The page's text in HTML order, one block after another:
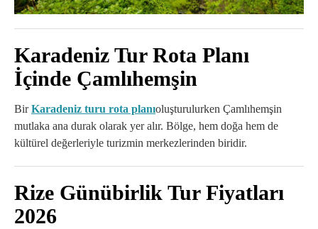
Karadeniz Tur Rota Planı
İçinde Çamlıhemşin
BirKaradeniz turu rota planıoluşturulurken Çamlıhemşin
mutlaka ana durak olarak yer alır. Bölge, hem doğa hem de
kültürel değerleriyle turizmin merkezlerinden biridir.
Rize Günübirlik Tur Fiyatları
2026